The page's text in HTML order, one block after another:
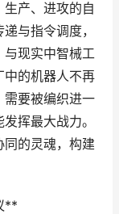
产、进攻的自
与指令调度，
与现实中智械工
中的机器人不再
需要被编织进一
挥最大战力。
的灵魂，构建
**